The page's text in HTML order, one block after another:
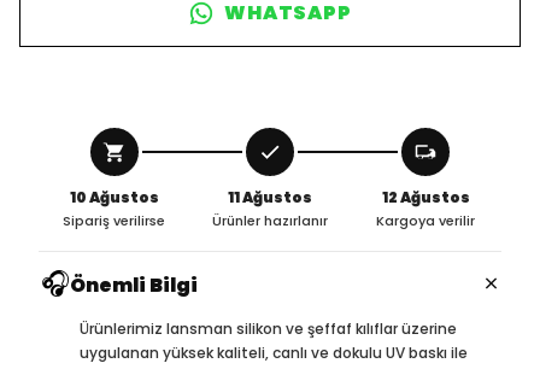
WHATSAPP
10 Ağustos
Sipariş verilirse
11 Ağustos
Ürünler hazırlanır
12 Ağustos
Kargoya verilir
🎧Önemli Bilgi ×
Ürünlerimiz lansman silikon ve şeffaf kılıflar üzerine
uygulanan yüksek kaliteli, canlı ve dokulu UV baskı ile